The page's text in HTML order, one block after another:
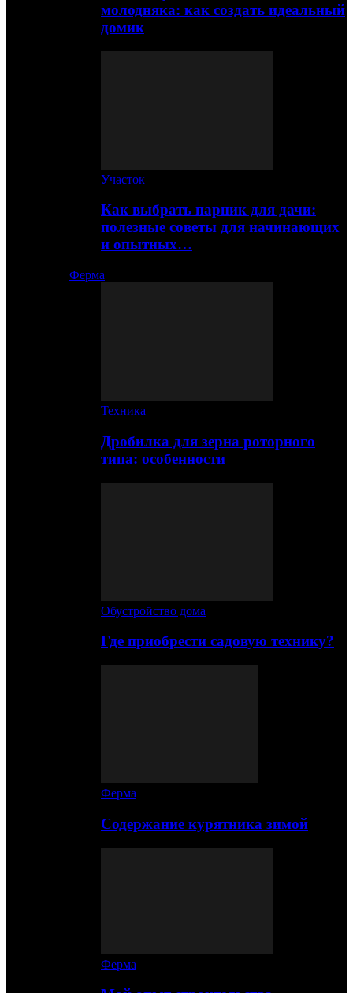
молодняка: как создать идеальный
домик
Участок
Как выбрать парник для дачи:
полезные советы для начинающих
и опытных…
Ферма
Техника
Дробилка для зерна роторного
типа: особенности
Обустройство дома
Где приобрести садовую технику?
Ферма
Содержание курятника зимой
Ферма